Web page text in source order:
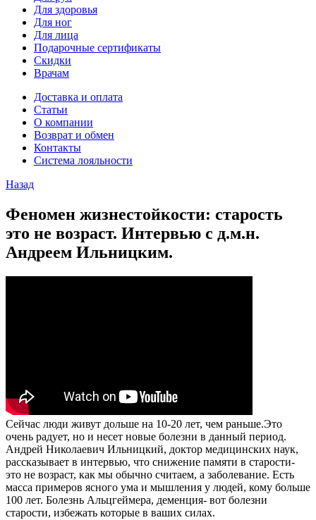
Для здоровья
Для ног
Для лица
Подарочные сертификаты
Скидки
Врачам
Доставка и оплата
Статьи
О компании
Возврат и обмен
Контакты
Система лояльности
Назад
Феномен жизнестойкости: старость
это не возраст. Интервью с д.м.н.
Андреем Ильницким.
Сейчас люди живут дольше на 10-20 лет, чем раньше.Это
очень радует, но и несет новые болезни в данный период.
Андрей Николаевич Ильницкий, доктор медицинских наук,
рассказывает в интервью, что снижение памяти в старости-
это не возраст, как мы обычно считаем, а заболевание. Есть
масса примеров ясного ума и мышления у людей, кому больше
100 лет. Болезнь Альцгеймера, деменция- вот болезни
старости, избежать которые в ваших силах.